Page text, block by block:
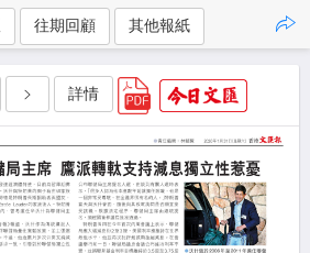
往期回顧 其他報紙
詳情